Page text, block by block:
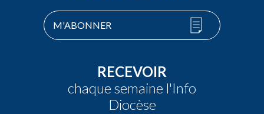
M'ABONNER
RECEVOIR
chaque semaine l'Info
Diocèse